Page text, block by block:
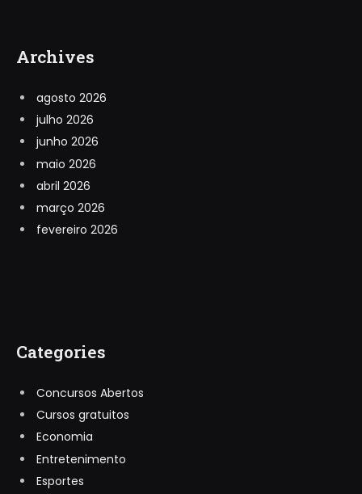
Archives
agosto 2026
julho 2026
junho 2026
maio 2026
abril 2026
março 2026
fevereiro 2026
Categories
Concursos Abertos
Cursos gratuitos
Economia
Entretenimento
Esportes